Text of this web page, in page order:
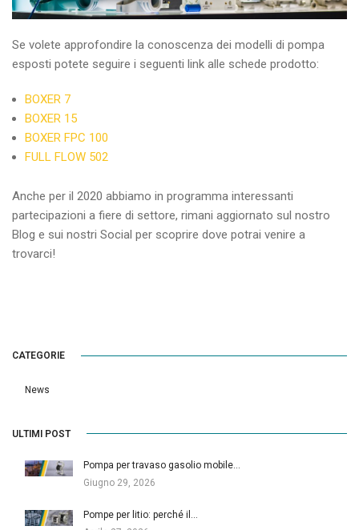
Se volete approfondire la conoscenza dei modelli di pompa
esposti potete seguire i seguenti link alle schede prodotto:
BOXER 7
BOXER 15
BOXER FPC 100
FULL FLOW 502
Anche per il 2020 abbiamo in programma interessanti
partecipazioni a fiere di settore, rimani aggiornato sul nostro
Blog e sui nostri Social per scoprire dove potrai venire a
trovarci!
CATEGORIE
News
ULTIMI POST
Pompa per travaso gasolio mobile…
Giugno 29, 2026
Pompe per litio: perché il…